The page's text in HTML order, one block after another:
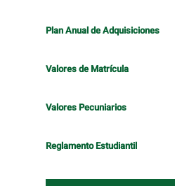
Plan Anual de Adquisiciones
Valores de Matrícula
Valores Pecuniarios
Reglamento Estudiantil